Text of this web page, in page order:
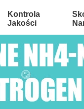
Kontrola
Jakości